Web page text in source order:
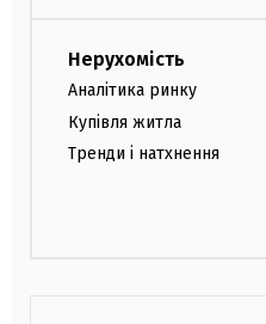
Нерухомість
Аналітика ринку
Купівля житла
Тренди і натхнення